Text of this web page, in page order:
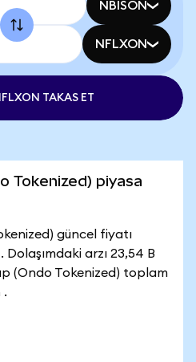
NBISON
NFLXON
TAKAS ET
Tokenized) piyasa
güncel fiyatı
Dolaşımdaki arzı 23,54 B
(Ondo Tokenized) toplam
.